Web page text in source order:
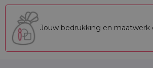
Jouw bedrukking en maatwerk